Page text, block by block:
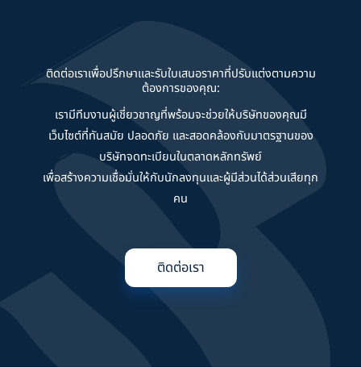
ติดต่อเราเพื่อปรึกษาและรับใบเสนอราคาที่ปรับแต่งตามความ
ต้องการของคุณ:
เรามีทีมงานผู้เชี่ยวชาญที่พร้อมจะช่วยให้บริษัทของคุณมี
เว็บไซต์ที่ทันสมัย ปลอดภัย และสอดคล้องกับมาตรฐานของ
บริษัทจดทะเบียนในตลาดหลักทรัพย์
เพื่อสร้างความเชื่อมั่นให้กับนักลงทุนและผู้มีส่วนได้ส่วนเสียทุก
คน
ติดต่อเรา